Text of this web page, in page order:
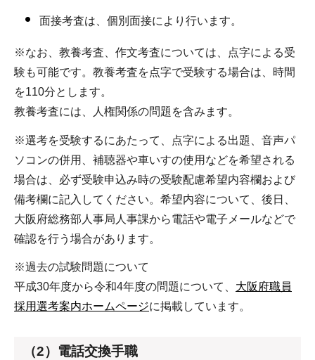
面接考査は、個別面接により行います。
※なお、教養考査、作文考査については、点字による受
験も可能です。教養考査を点字で受験する場合は、時間
を110分とします。
教養考査には、人権関係の問題を含みます。
※選考を受験するにあたって、点字による出題、音声パ
ソコンの併用、補聴器や車いすの使用などを希望される
場合は、必ず受験申込み時の受験配慮希望内容欄および
備考欄に記入してください。希望内容について、後日、
大阪府総務部人事局人事課から電話や電子メールなどで
確認を行う場合があります。
※過去の試験問題について
平成30年度から令和4年度の問題について、 大阪府職員
採用選考案内ホームページに掲載しています。
（2）電話交換手職